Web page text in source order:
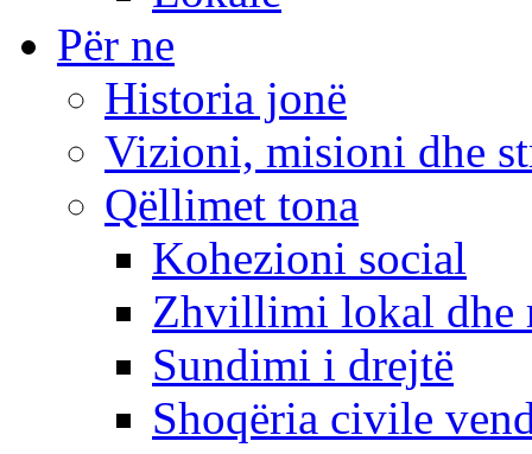
Për ne
Historia jonë
Vizioni, misioni dhe
Qëllimet tona
Kohezioni social
Zhvillimi lokal dhe
Sundimi i drejtë
Shoqëria civile